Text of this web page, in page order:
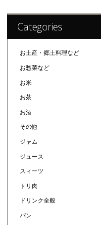
Categories
お土産・郷土料理など
お惣菜など
お米
お茶
お酒
その他
ジャム
ジュース
スィーツ
トリ肉
ドリンク全般
パン